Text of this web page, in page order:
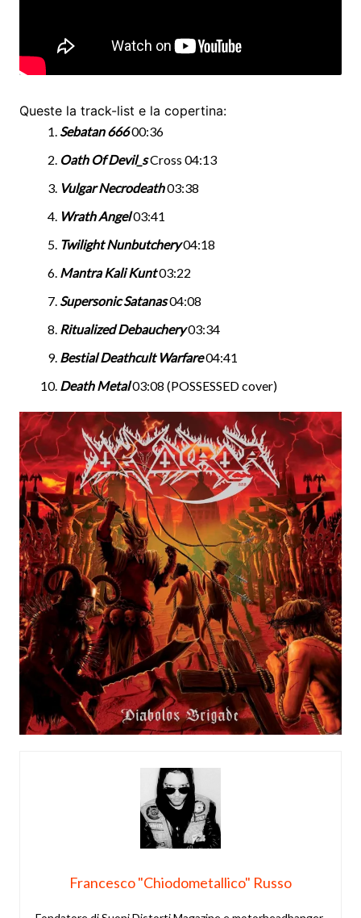
Queste la track-list e la copertina:
Sebatan 66600:36
Oath Of Devil_sCross 04:13
Vulgar Necrodeath03:38
Wrath Angel03:41
Twilight Nunbutchery04:18
Mantra Kali Kunt03:22
Supersonic Satanas04:08
Ritualized Debauchery03:34
Bestial Deathcult Warfare04:41
Death Metal03:08 (POSSESSED cover)
Francesco "Chiodometallico" Russo